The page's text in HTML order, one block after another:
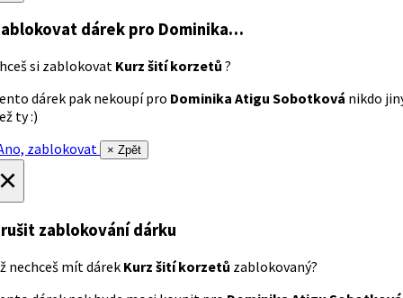
dárek pro Dominika…
si zablokovat Kurz šití korzetů ?
dárek pak nekoupí pro Dominika Atigu Sobotková nikdo
ty :)
zablokovat
× Zpět
zablokování dárku
nechceš mít dárek Kurz šití korzetů zablokovaný?